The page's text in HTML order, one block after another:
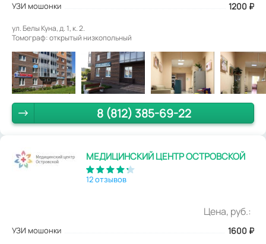
УЗИ мошонки 1200 ₽
ул. Белы Куна, д. 1, к. 2.
Томограф: открытый низкопольный
8 (812) 385-69-22
МЕДИЦИНСКИЙ ЦЕНТР ОСТРОВСКОЙ
12 отзывов
Цена, руб.:
УЗИ мошонки 1600 ₽